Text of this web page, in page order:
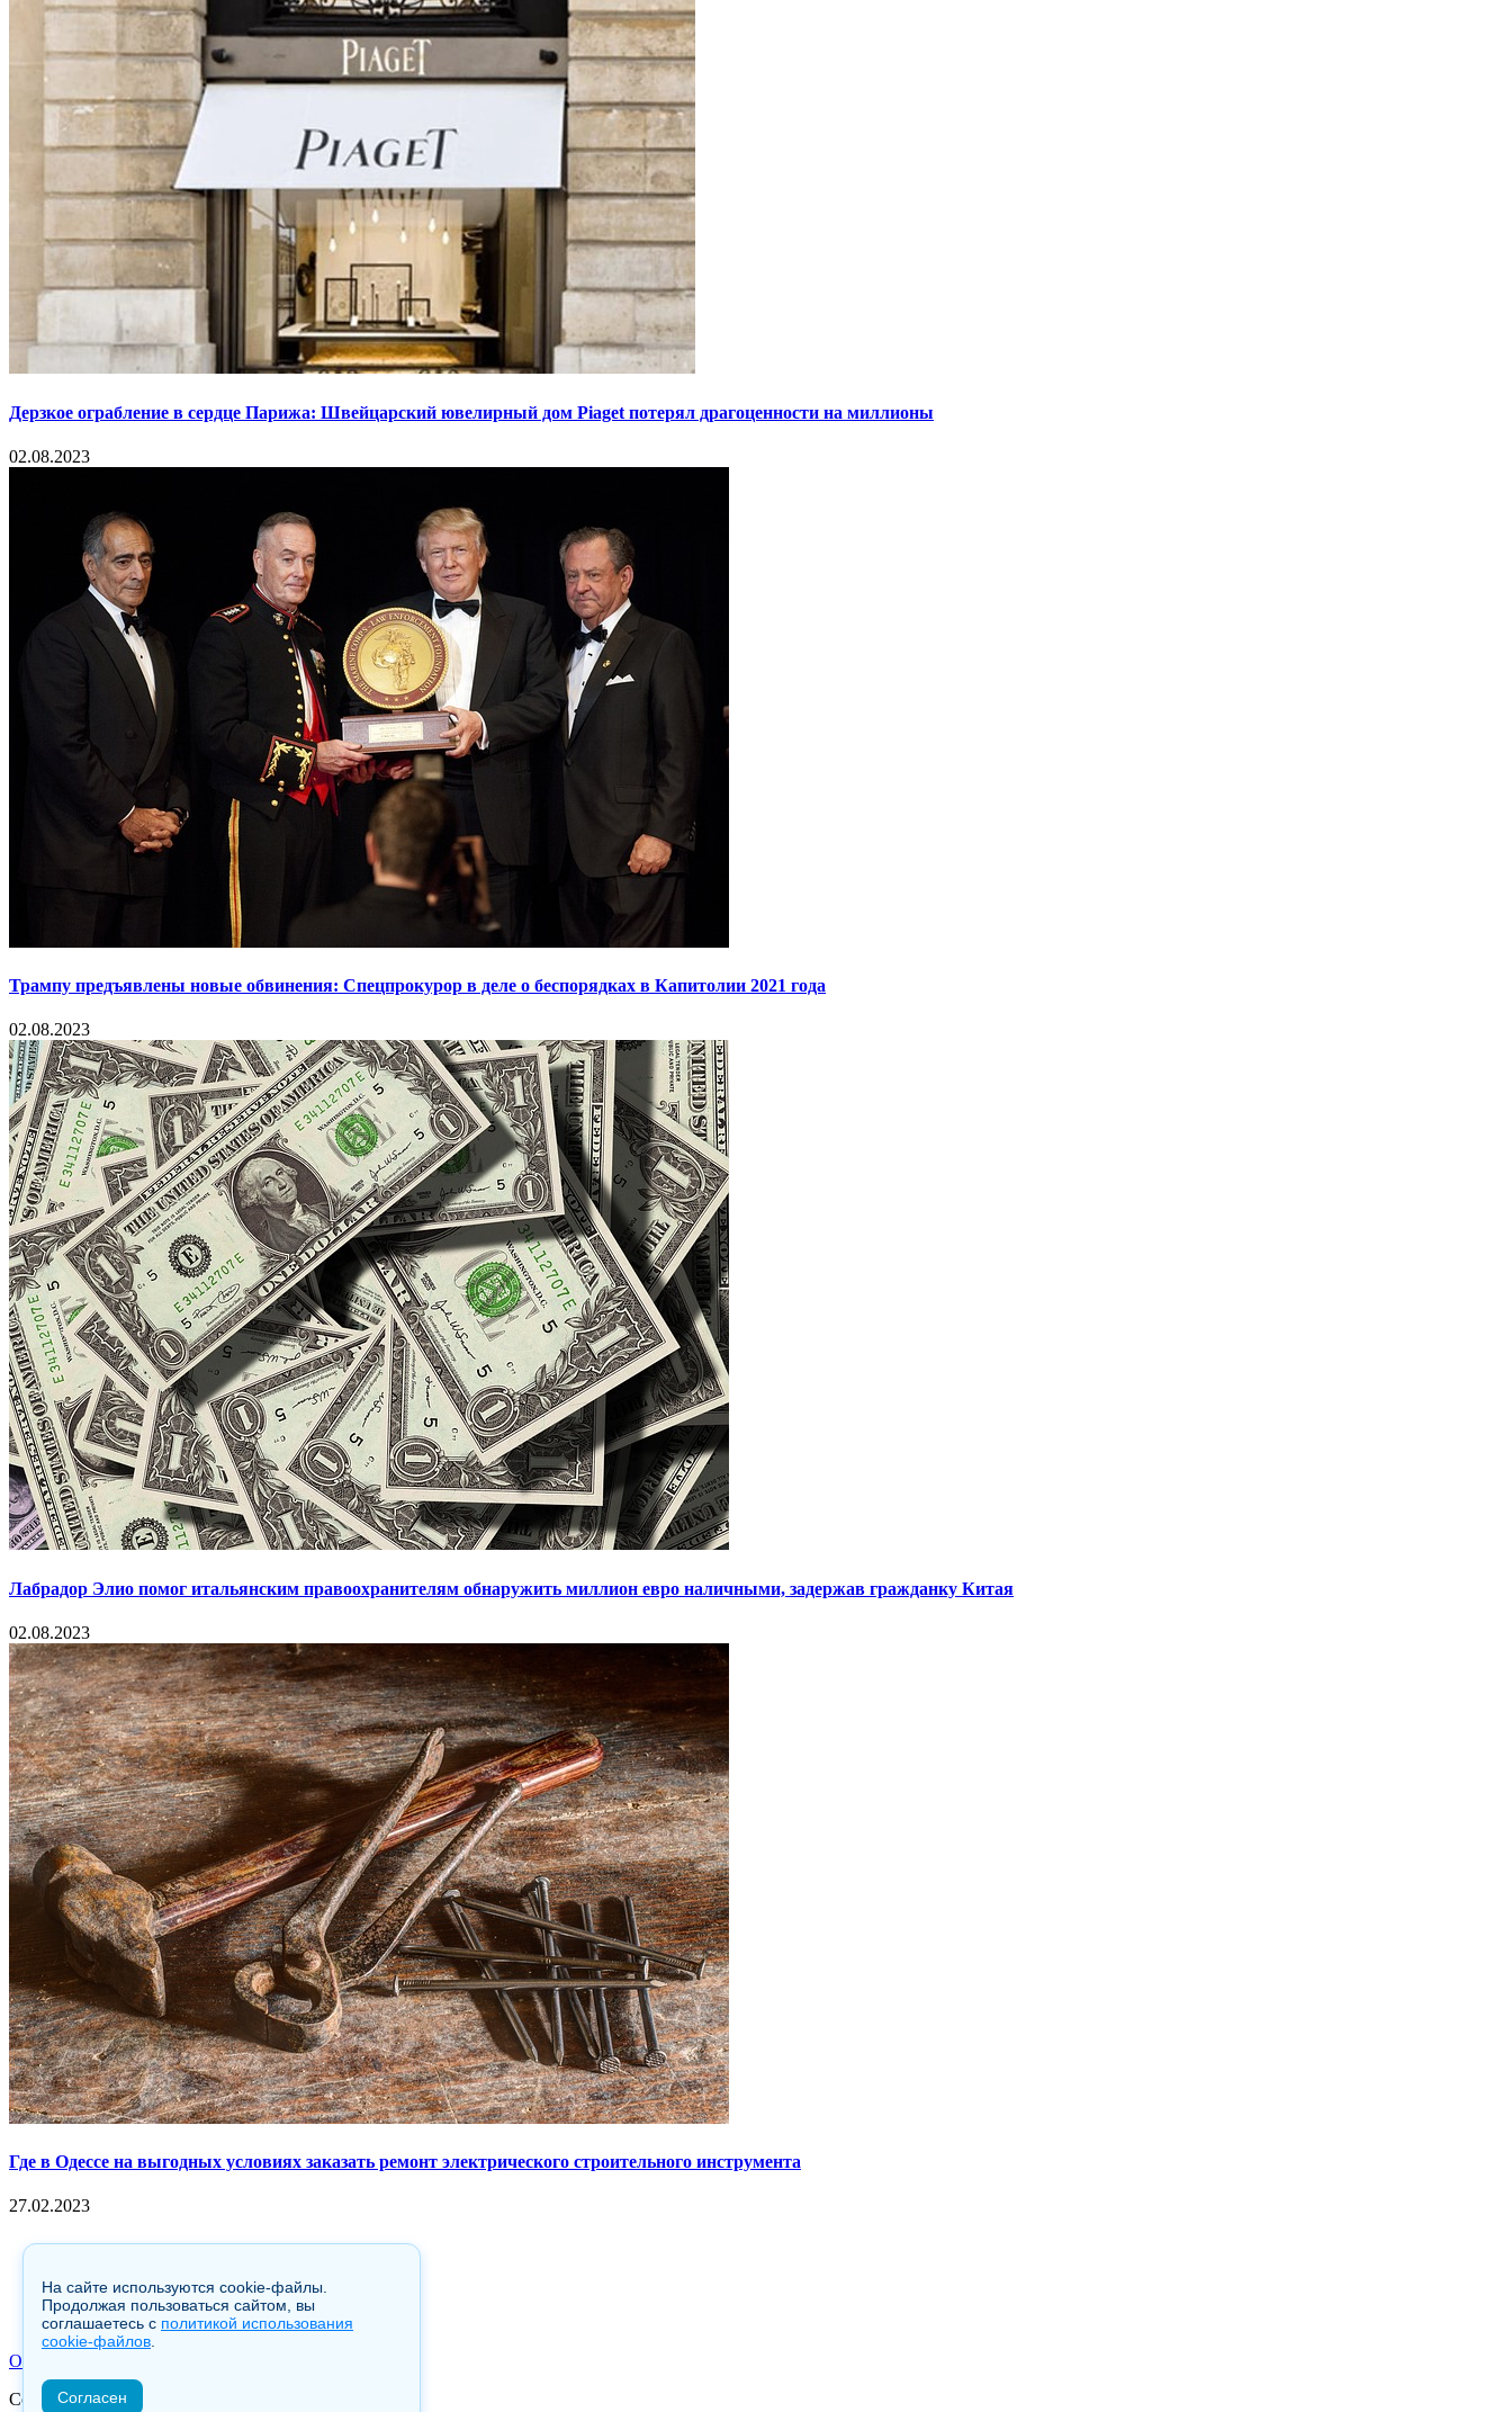
Дерзкое ограбление в сердце Парижа: Швейцарский ювелирный дом Piaget потерял драгоценности на миллионы
02.08.2023
Трампу предъявлены новые обвинения: Спецпрокурор в деле о беспорядках в Капитолии 2021 года
02.08.2023
Лабрадор Элио помог итальянским правоохранителям обнаружить миллион евро наличными, задержав гражданку Китая
02.08.2023
Где в Одессе на выгодных условиях заказать ремонт электрического строительного инструмента
27.02.2023
Copyright © 2017. Данный интернет-сайт носит исключительно информационный характер и ни при каких условиях не является публичной офертой, определяемой положениями Статьи 437
гиперссылка на hotnews02.ru обязательна.
О Сайте
Copyright © 2021. All Rights Reserved.
На сайте используются cookie-файлы.
Продолжая пользоваться сайтом, вы
соглашаетесь с политикой использования
cookie-файлов
Согласен